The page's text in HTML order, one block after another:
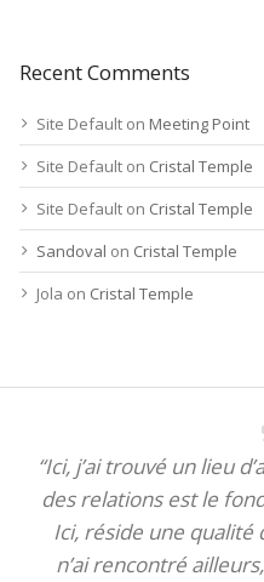
Recent Comments
Site Default on Meeting Point
Site Default on Cristal Temple
Site Default on Cristal Temple
Sandoval on Cristal Temple
Jola on Cristal Temple
“Ici, j’ai trouvé un lieu
des relations est le
Ici, réside une qualité
n’ai rencontré